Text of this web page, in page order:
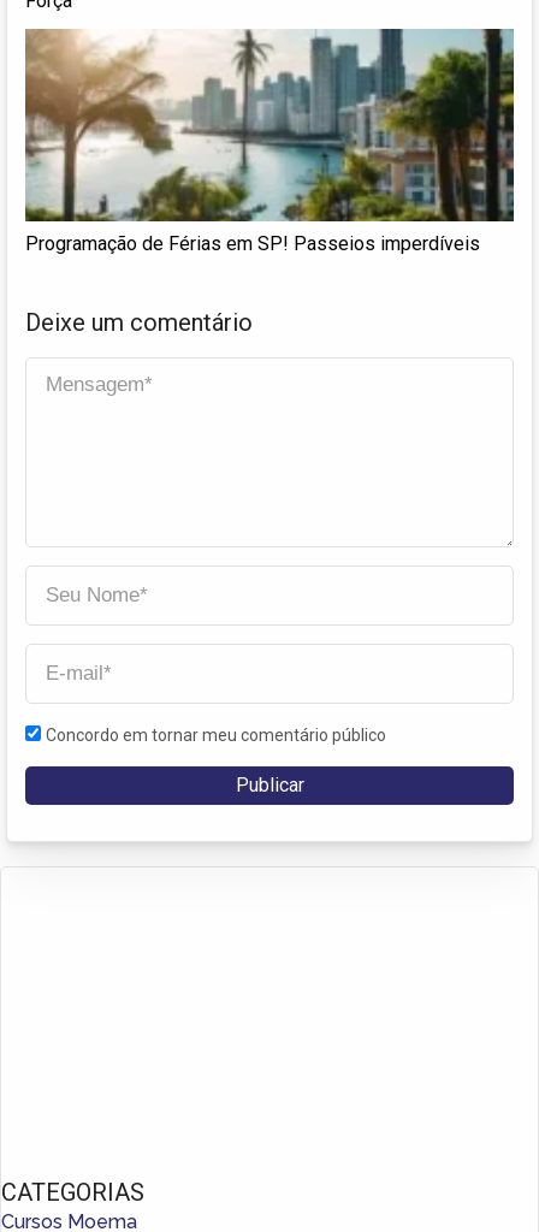
Programação de Férias em SP! Passeios imperdíveis
Deixe um comentário
Concordo em tornar meu comentário público
CATEGORIAS
Cursos Moema